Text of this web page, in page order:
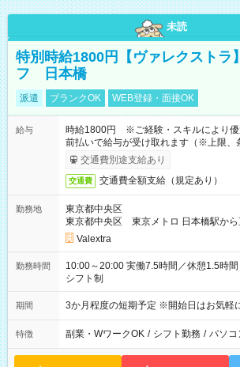
未読
特別時給1800円【ヴァレクストラ
フ 日本橋
派遣 ブランクOK WEB登録・面接OK
給与
時給1800円 ※ご経験・スキルにより優
前払いで給与が受け取れます（※上限、
交通費別途支給あり
交通費 交通費全額支給（規定あり）
勤務地
東京都中央区
東京都中央区 東京メトロ 日本橋駅から
Valextra
勤務時間
10:00～20:00 実働7.5時間／休憩1.5時間 営業時間に合わせた
シフト制
期間 3か月程度の短期予定 ※開始日はお気軽
特徴 副業・WワークOK / シフト勤務 / パソコ